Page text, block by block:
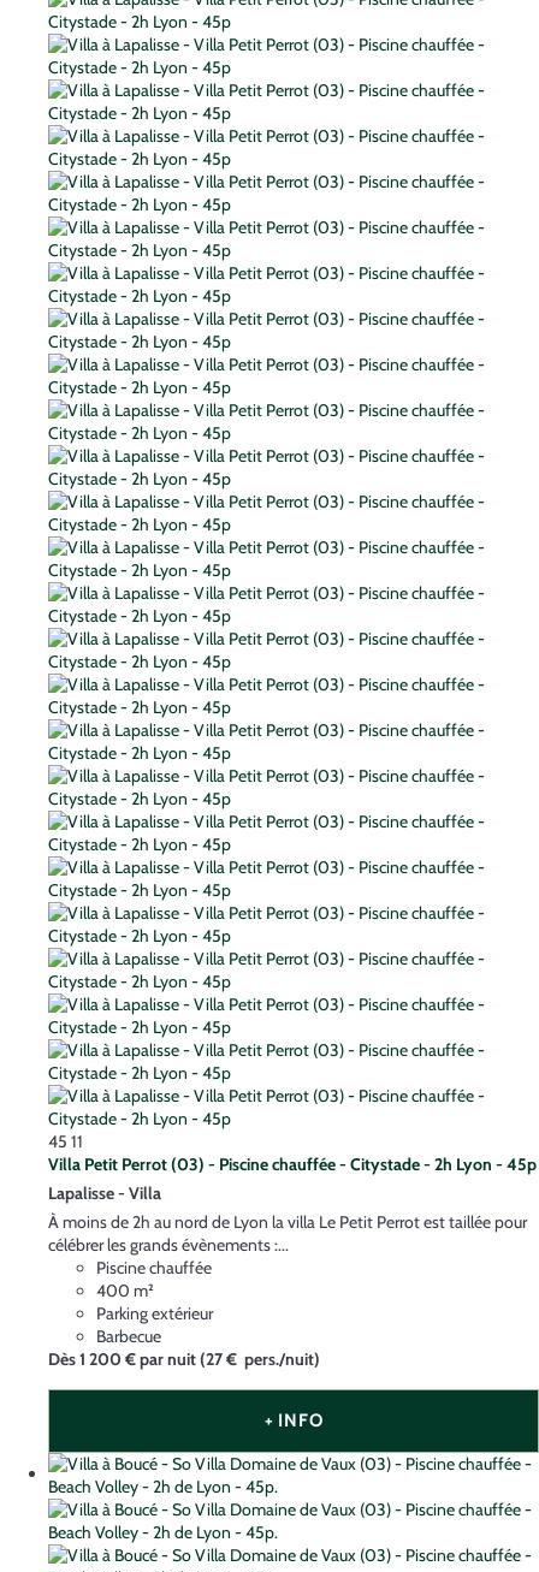
45 11
Villa Petit Perrot (03) - Piscine chauffée - Citystade - 2h Lyon - 45p
Lapalisse - Villa
À moins de 2h au nord de Lyon la villa Le Petit Perrot est taillée pour
célébrer les grands évènements :...
Piscine chauffée
400 m²
Parking extérieur
Barbecue
Dès1 200 €par nuit(27 € pers./nuit)
+ INFO